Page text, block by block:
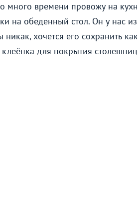
много времени провожу на
на обеденный стол. Он у нас из
хочется его сохранить
для покрытия